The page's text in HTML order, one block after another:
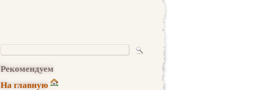
Рекомендуем
На главную